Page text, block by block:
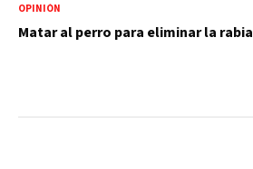
OPINIÓN
Matar al perro para eliminar la rabia